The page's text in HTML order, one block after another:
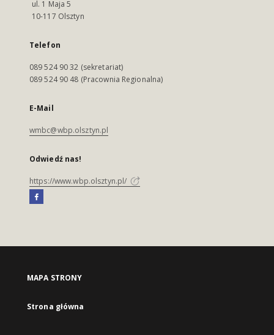
ul. 1 Maja 5
10-117 Olsztyn
Telefon
089 524 90 32 (sekretariat)
089 524 90 48 (Pracownia Regionalna)
E-Mail
wmbc@wbp.olsztyn.pl
Odwiedź nas!
https://www.wbp.olsztyn.pl/
MAPA STRONY
Strona główna